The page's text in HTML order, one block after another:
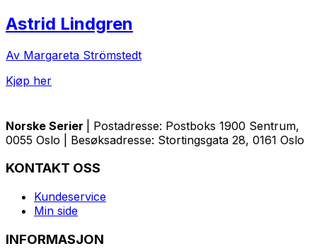
Astrid Lindgren
Av Margareta Strömstedt
Kjøp her
Norske Serier
| Postadresse: Postboks 1900 Sentrum,
0055 Oslo | Besøksadresse: Stortingsgata 28, 0161 Oslo
KONTAKT OSS
Kundeservice
Min side
INFORMASJON